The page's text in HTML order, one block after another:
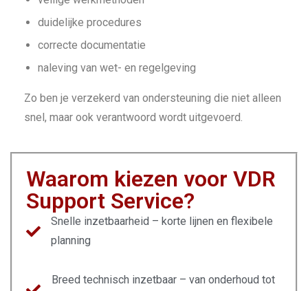
duidelijke procedures
correcte documentatie
naleving van wet- en regelgeving
Zo ben je verzekerd van ondersteuning die niet alleen
snel, maar ook verantwoord wordt uitgevoerd.
Waarom kiezen voor VDR
Support Service?
Snelle inzetbaarheid – korte lijnen en flexibele
planning
Breed technisch inzetbaar – van onderhoud tot